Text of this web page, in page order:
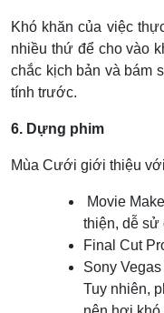
Khó khăn của việc
nhiều thứ để cho vào
chắc kịch bản và bám
tính trước.
6. Dựng phim
Mùa Cưới giới thiệu
Movie
thiện, dễ sử
Final Cut
Sony
Tuy nhiên,